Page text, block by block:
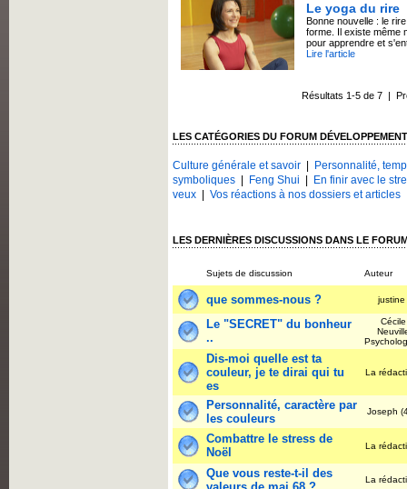
Le yoga du rire
Bonne nouvelle : le
forme. Il existe même
pour apprendre et
Lire l'article
Résultats 1-5 de 7 |
LES CATÉGORIES DU FORUM
Culture générale et savoir
Personnalité,
symboliques
Feng Shui
En finir avec le
veux
Vos réactions à nos dossiers et articles
LES DERNIÈRES DISCUSSIONS DANS LE
Sujets de discussion Auteur
que sommes-nous ? justine
Le "SECRET" du bonheur
..
Cécile
Dis-moi quelle est ta
couleur, je te dirai qui tu
es
La
Personnalité, caractère par
les couleurs
Joseph
Combattre le stress de
Noël
La
Que vous reste-t-il des
La